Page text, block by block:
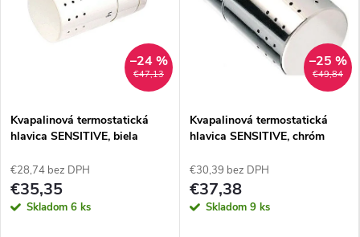
€47,13
–24 %
Kvapalinová termostatická
hlavica SENSITIVE, biela
€28,74 bez DPH
€35,35
Skladom 6 ks
€49,84
–25 %
Kvapalinová termostatická
hlavica SENSITIVE, chróm
€30,39 bez DPH
€37,38
Skladom 9 ks